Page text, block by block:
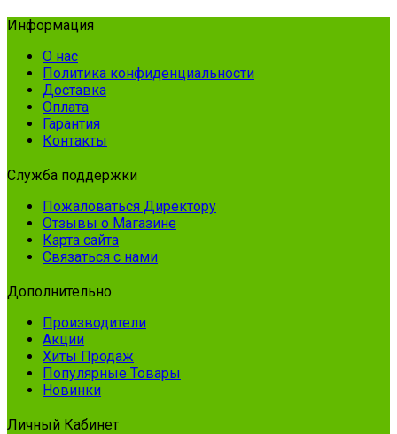
Информация
О нас
Политика конфиденциальности
Доставка
Оплата
Гарантия
Контакты
Служба поддержки
Пожаловаться Директору
Отзывы о Магазине
Карта сайта
Связаться с нами
Дополнительно
Производители
Акции
Хиты Продаж
Популярные Товары
Новинки
Личный Кабинет